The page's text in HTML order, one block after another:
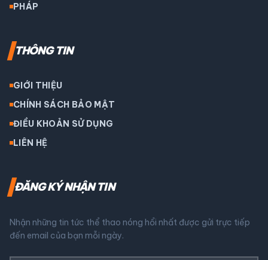
PHÁP
THÔNG TIN
GIỚI THIỆU
CHÍNH SÁCH BẢO MẬT
ĐIỀU KHOẢN SỬ DỤNG
LIÊN HỆ
ĐĂNG KÝ NHẬN TIN
Nhận những tin tức thể thao nóng hổi nhất được gửi trực tiếp
đến email của bạn mỗi ngày.